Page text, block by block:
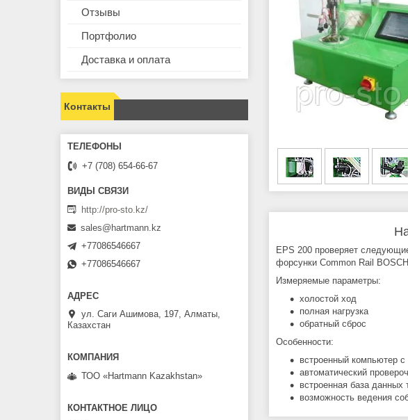
EPS 200 проверяет
форсунки Common Rail
Измеряемые параметры:
холостой ход
полная нагрузка
обратный сброс
Особенности:
встроенный компьютер
автоматический
встроенная база данных
возможность ведения
Отзывы
Портфолио
Доставка и оплата
Контакты
+7 (708) 654-66-67
http://pro-sto.kz/
sales@hartmann.kz
+77086546667
+77086546667
ул. Саги Ашимова, 197, Алматы,
Казахстан
ТОО «Hartmann Kazakhstan»